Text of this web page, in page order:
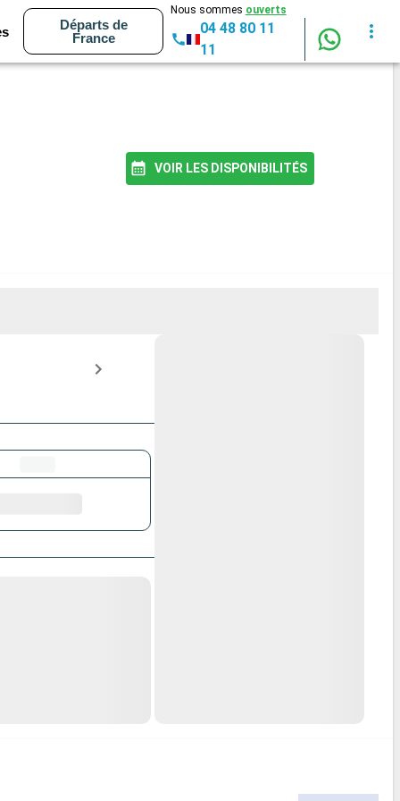
Départs de
France
Nous sommes ouverts
04 48 80 11
11
VOIR LES DISPONIBILITÉS